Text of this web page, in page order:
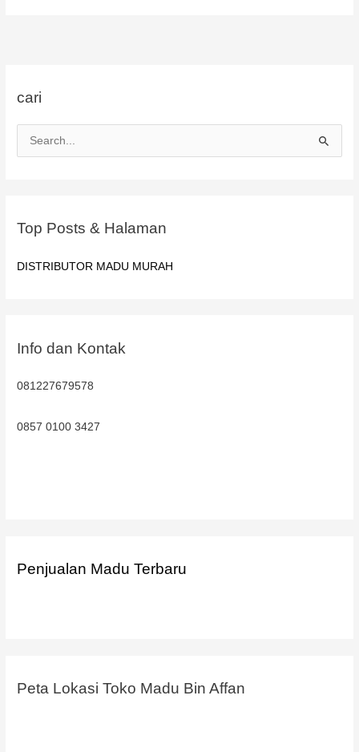
cari
a
u
t
Top Posts & Halaman
DISTRIBUTOR MADU MURAH
Info dan Kontak
081227679578
0857 0100 3427
Penjualan Madu Terbaru
Peta Lokasi Toko Madu Bin Affan